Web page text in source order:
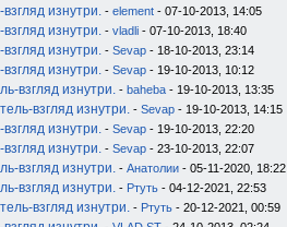
изнутри. - element - 07-10-2013, 14:05
изнутри. - vladli - 07-10-2013, 18:40
изнутри. - Sevap - 18-10-2013, 23:14
изнутри. - Sevap - 19-10-2013, 10:12
взгляд изнутри. - baheba - 19-10-2013, 13:35
взгляд изнутри. - Sevap - 19-10-2013, 14:15
изнутри. - Sevap - 19-10-2013, 22:20
изнутри. - Sevap - 23-10-2013, 22:07
взгляд изнутри. - Анатолии - 05-11-2020, 18:22
взгляд изнутри. - Ртуть - 04-12-2021, 22:53
взгляд изнутри. - Ртуть - 20-12-2021, 00:59